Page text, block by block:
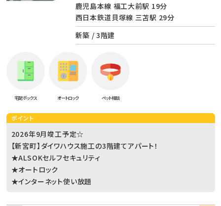
鹿児島本線 福工大前駅 19分
西日本鉄道貝塚線 三苫駅 29分
新築 / 3階建
宅配ボックス オートロック ペット相談
ポイント
2026年9月竣工予定☆
【新宮町】ダイワハウス施工の3階建てアパート！
★ALSOKセルフセキュリティ
★オートロック
★インターネット使い放題